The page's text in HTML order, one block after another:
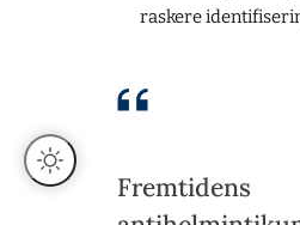
raskere
Fremtidens